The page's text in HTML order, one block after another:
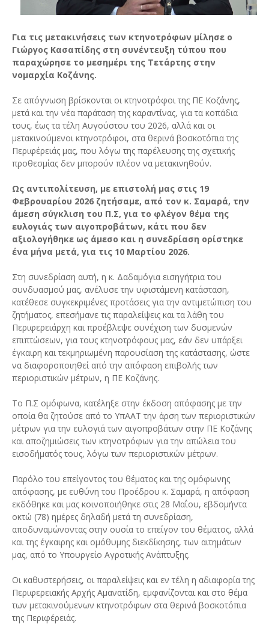
Για τις μετακινήσεις των κτηνοτρόφων μίλησε ο
Γιώργος Κασαπίδης στη συνέντευξη τύπου που
παραχώρησε το μεσημέρι της Τετάρτης στην
νομαρχία Κοζάνης.
Σε απόγνωση βρίσκονται οι κτηνοτρόφοι της ΠΕ Κοζάνης,
μετά και την νέα παράταση της καραντίνας, για τα κοπάδια
τους, έως τα τέλη Αυγούστου του 2026, αλλά και οι
μετακινούμενοι κτηνοτρόφοι, στα θερινά βοσκοτόπια της
Περιφέρειάς μας, που λόγω της παρέλευσης της σχετικής
προθεσμίας δεν μπορούν πλέον να μετακινηθούν.
Ως αντιπολίτευση, με επιστολή μας στις 19
Φεβρουαρίου 2026 ζητήσαμε, από τον κ. Σαμαρά, την
άμεση σύγκλιση του Π.Σ, για το φλέγον θέμα της
ευλογιάς των αιγοπροβάτων, κάτι που δεν
αξιολογήθηκε ως άμεσο και η συνεδρίαση ορίστηκε
ένα μήνα μετά, για τις 10 Μαρτίου 2026.
Στη συνεδρίαση αυτή, η κ. Δαδαμόγια εισηγήτρια του
συνδυασμού μας, ανέλυσε την υφιστάμενη κατάσταση,
κατέθεσε συγκεκριμένες προτάσεις για την αντιμετώπιση του
ζητήματος, επεσήμανε τις παραλείψεις και τα λάθη του
Περιφερειάρχη και προέβλεψε συνέχιση των δυσμενών
επιπτώσεων, για τους κτηνοτρόφους μας, εάν δεν υπάρξει
έγκαιρη και τεκμηριωμένη παρουσίαση της κατάστασης, ώστε
να διαφοροποιηθεί από την απόφαση επιβολής των
περιοριστικών μέτρων, η ΠΕ Κοζάνης.
Το Π.Σ ομόφωνα, κατέληξε στην έκδοση απόφασης με την
οποία θα ζητούσε από το ΥπΑΑΤ την άρση των περιοριστικών
μέτρων για την ευλογιά των αιγοπροβάτων στην ΠΕ Κοζάνης
και αποζημιώσεις των κτηνοτρόφων για την απώλεια του
εισοδήματός τους, λόγω των περιοριστικών μέτρων.
Παρόλο του επείγοντος του θέματος και της ομόφωνης
απόφασης, με ευθύνη του Προέδρου κ. Σαμαρά, η απόφαση
εκδόθηκε και μας κοινοποιήθηκε στις 28 Μαΐου, εβδομήντα
οκτώ (78) ημέρες δηλαδή μετά τη συνεδρίαση,
αποδυναμώνοντας στην ουσία το επείγον του θέματος, αλλά
και της έγκαιρης και ομόθυμης διεκδίκησης, των αιτημάτων
μας, από το Υπουργείο Αγροτικής Ανάπτυξης.
Οι καθυστερήσεις, οι παραλείψεις και εν τέλη η αδιαφορία της
Περιφερειακής Αρχής Αμανατίδη, εμφανίζονται και στο θέμα
των μετακινούμενων κτηνοτρόφων στα θερινά βοσκοτόπια
της Περιφέρειάς.